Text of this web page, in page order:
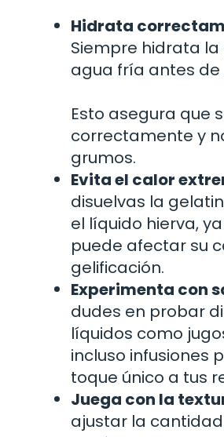
Hidrata
Siempre hidrata
agua fría antes de
Esto asegura que
correctamente y
grumos.
Evita el calor
disuelvas la
el líquido hierva,
puede afectar su
gelificación.
Experimenta con
dudes en probar
líquidos como
incluso infusiones
toque único a tus
Juega con la
ajustar la